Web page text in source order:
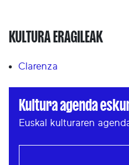
KULTURA ERAGILEAK
Clarenza
Kultura agenda
Euskal kulturaren